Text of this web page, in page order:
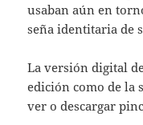
usaban aún en
seña identitaria de
La versión digital
edición como de la
ver o descargar